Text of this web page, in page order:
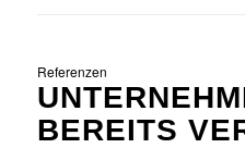
Referenzen
BEREITS